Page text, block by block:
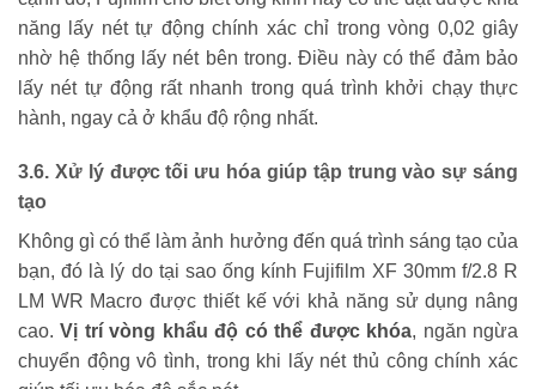
năng lấy nét tự động chính xác chỉ trong vòng 0,02 giây
nhờ hệ thống lấy nét bên trong. Điều này có thể đảm bảo
lấy nét tự động rất nhanh trong quá trình khởi chạy thực
hành, ngay cả ở khẩu độ rộng nhất.
3.6. Xử lý được tối ưu hóa giúp tập trung vào sự sáng
tạo
Không gì có thể làm ảnh hưởng đến quá trình sáng tạo của
bạn, đó là lý do tại sao ống kính Fujifilm XF 30mm f/2.8 R
LM WR Macro được thiết kế với khả năng sử dụng nâng
cao.Vị trí vòng khẩu độ có thể được khóa, ngăn ngừa
chuyển động vô tình, trong khi lấy nét thủ công chính xác